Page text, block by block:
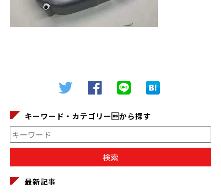
キーワード・カテゴリーから探す
最新記事